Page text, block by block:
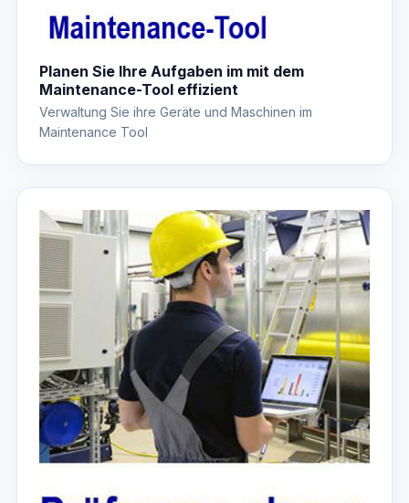
Planen Sie Ihre Aufgaben im mit dem
Maintenance-Tool effizient
Verwaltung Sie ihre Geräte und Maschinen im
Maintenance Tool